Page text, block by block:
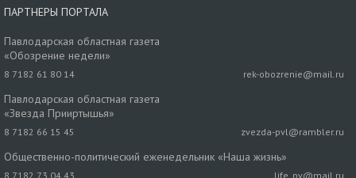
ПАРТНЕРЫ ПОРТАЛА
Павлодарская областная газета
«Обозрение недели»
8 7182 61 80 14 rek-obozrenie@mail.ru
Павлодарская областная газета
«Звезда Прииртышья»
8 7182 66 15 45 zvezda-pvl@rambler.ru
Общественно-политический еженедельник «Наша жизнь»
8 7182 73 04 43 life_pv@mail.ru